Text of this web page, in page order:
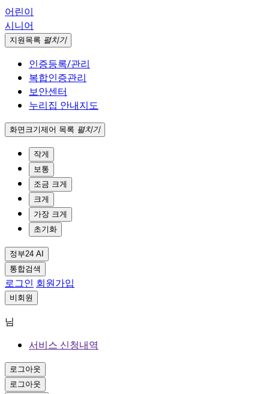
어린이
시니어
지원 목록 펼치기
인증등록/관리
복합인증관리
보안센터
누리집 안내지도
화면크기제어 목록 펼치기
작게
보통
조금 크게
크게
가장 크게
초기화
정부24 AI
통합검색
로그인 회원가입
비회원
님
서비스 신청내역
로그아웃
로그아웃